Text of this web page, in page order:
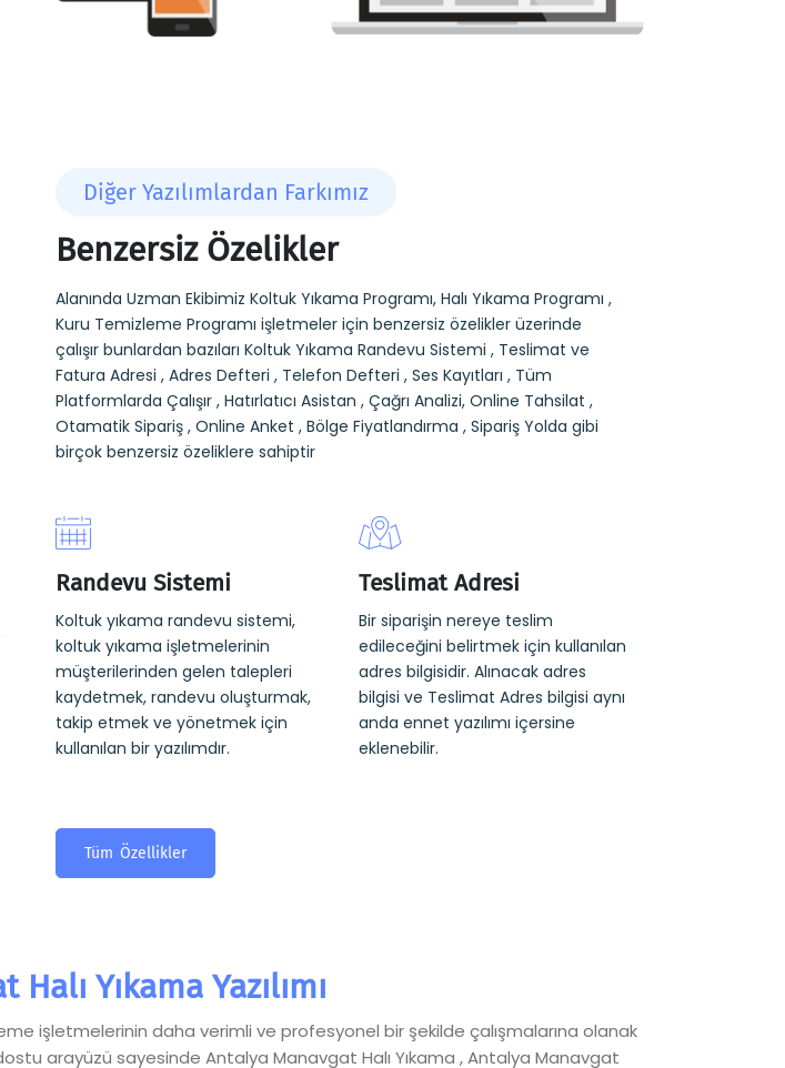
Diğer Yazılımlardan Farkımız
Benzersiz Özelikler
Alanında Uzman Ekibimiz Koltuk Yıkama Programı, Halı Yıkama Programı ,
Kuru Temizleme Programı işletmeler için benzersiz özelikler üzerinde
çalışır bunlardan bazıları Koltuk Yıkama Randevu Sistemi , Teslimat ve
Fatura Adresi , Adres Defteri , Telefon Defteri , Ses Kayıtları , Tüm
Platformlarda Çalışır , Hatırlatıcı Asistan , Çağrı Analizi, Online Tahsilat ,
Otamatik Sipariş , Online Anket , Bölge Fiyatlandırma , Sipariş Yolda gibi
birçok benzersiz özeliklere sahiptir
Randevu Sistemi
Koltuk yıkama randevu sistemi,
koltuk yıkama işletmelerinin
müşterilerinden gelen talepleri
kaydetmek, randevu oluşturmak,
takip etmek ve yönetmek için
kullanılan bir yazılımdır.
Teslimat Adresi
Bir siparişin nereye teslim
edileceğini belirtmek için kullanılan
adres bilgisidir. Alınacak adres
bilgisi ve Teslimat Adres bilgisi aynı
anda ennet yazılımı içersine
eklenebilir.
Tüm Özellikler
Yıkama Yazılımı
işletmelerinin daha verimli ve profesyonel bir şekilde çalışmalarına olanak
arayüzü sayesinde Antalya Manavgat Halı Yıkama , Antalya Manavgat